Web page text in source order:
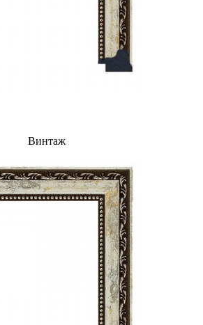
Винтаж